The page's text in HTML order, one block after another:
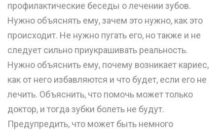
профилактические беседы о лечении зубов.
Нужно объяснять ему, зачем это нужно, как это
происходит. Не нужно пугать его, но также и не
следует сильно приукрашивать реальность.
Нужно объяснить ему, почему возникает кариес,
как от него избавляются и что будет, если его не
лечить. Объяснить, что помочь может только
доктор, и тогда зубки болеть не будут.
Предупредить, что может быть немного